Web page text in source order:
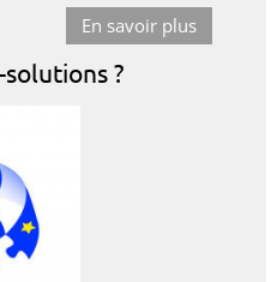
En savoir plus
?